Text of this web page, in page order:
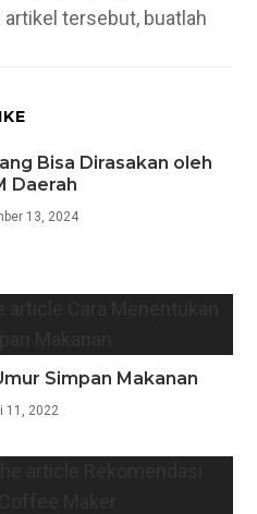
tersebut, buatlah
Bisa Dirasakan oleh
Daerah
13, 2024
Simpan Makanan
11, 2022